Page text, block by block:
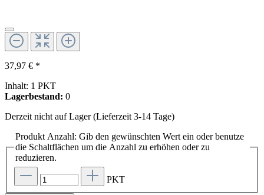
37,97 € *
Inhalt: 1 PKT
Lagerbestand: 0
Derzeit nicht auf Lager (Lieferzeit 3-14 Tage)
Produkt Anzahl: Gib den gewünschten Wert ein oder benutze
die Schaltflächen um die Anzahl zu erhöhen oder zu
reduzieren.
PKT